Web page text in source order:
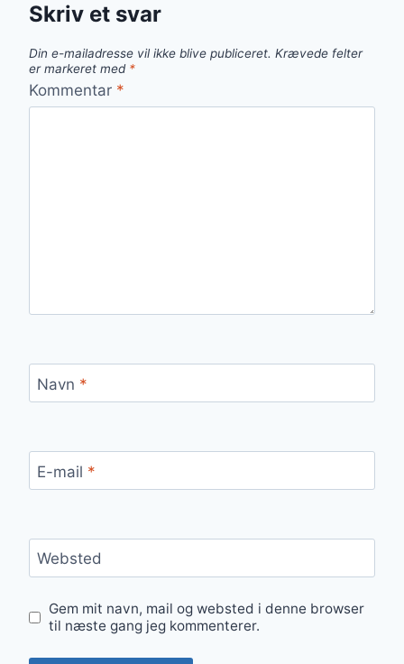
Skriv et svar
Din e-mailadresse vil ikke blive publiceret. Krævede felter
er markeret med *
Kommentar *
Navn *
E-mail *
Websted
Gem mit navn, mail og websted i denne browser
til næste gang jeg kommenterer.